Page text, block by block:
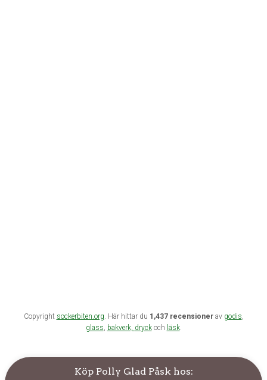
Köp Polly Glad Påsk hos:
Copyright sockerbiten.org. Här hittar du 1,437 recensionerav godis,
glass, bakverk, dryckoch läsk.